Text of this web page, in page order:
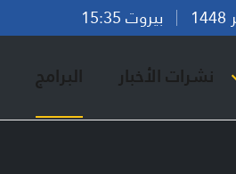
بيروت 15:35
نشرات الأخبار البرامج